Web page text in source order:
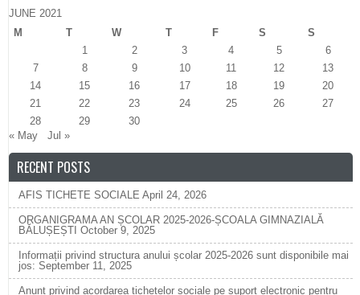
JUNE 2021
M
T W T F S
S
1
2 3 4 5
6
7
8 9 10 11 12
13
14
15 16 17 18 19
20
21
22 23 24 25 26
27
28
29
30
« May
Jul »
RECENT POSTS
AFIS TICHETE SOCIALE April 24, 2026
ORGANIGRAMA AN ȘCOLAR 2025-2026-ȘCOALA GIMNAZIALĂ
BĂLUȘEȘTI October 9, 2025
Informații privind structura anului școlar 2025-2026 sunt disponibile mai
jos: September 11, 2025
Anunț privind acordarea tichetelor sociale pe suport electronic pentru